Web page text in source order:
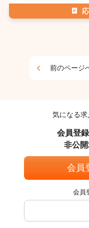
前のページ
気になる
会員登
非公
会員
会員